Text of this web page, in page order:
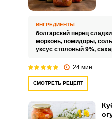
ИНГРЕДИЕНТЫ
болгарский перец
морковь, помидоры,
уксус столовый 9%,
24 мин
СМОТРЕТЬ РЕЦЕПТ